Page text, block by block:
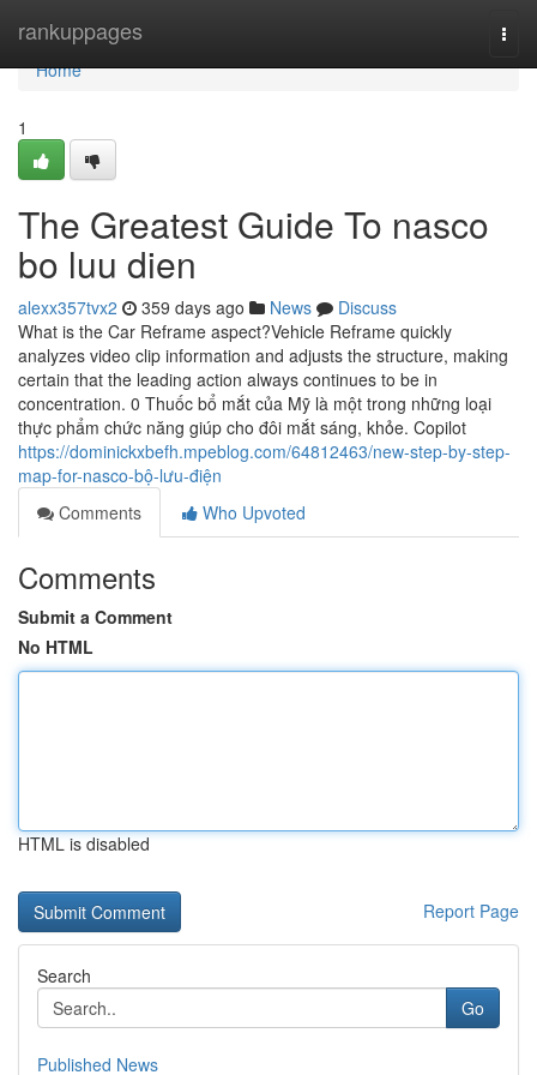
rankuppages
Home
Home
1
The Greatest Guide To nasco
bo luu dien
alexx357tvx2 359 days ago News
Discuss
What is the Car Reframe aspect?Vehicle Reframe quickly
analyzes video clip information and adjusts the structure, making
certain that the leading action always continues to be in
concentration. 0 Thuốc bổ mắt của Mỹ là một trong những loại
thực phẩm chức năng giúp cho đôi mắt sáng, khỏe. Copilot
https://dominickxbefh.mpeblog.com/64812463/new-step-by-step-
map-for-nasco-bộ-lưu-điện
Comments
Who Upvoted
Comments
Submit a Comment
No HTML
HTML is disabled
Report Page
Search
Go
Published News